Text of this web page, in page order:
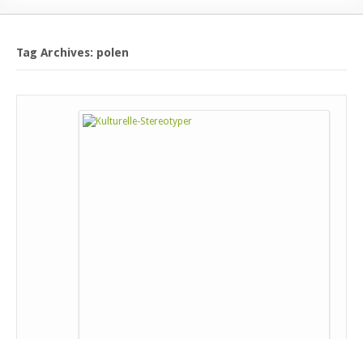
Tag Archives: polen